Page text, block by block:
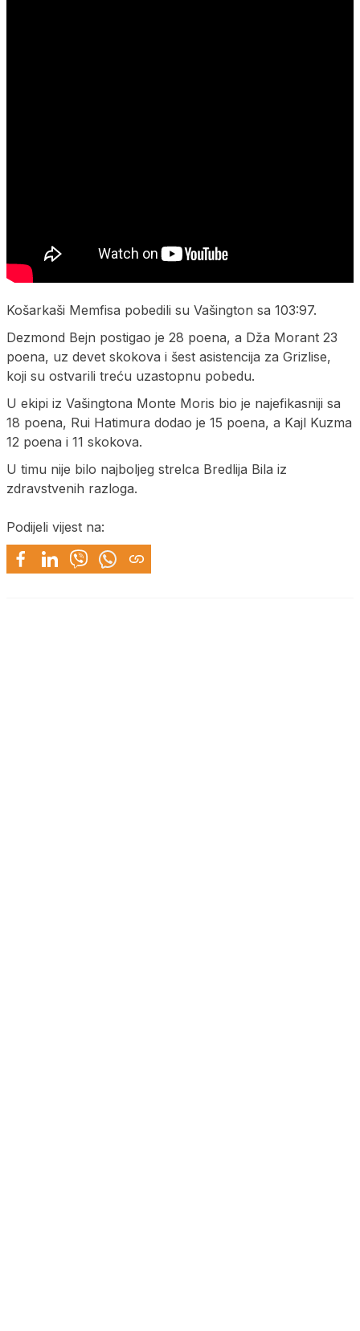
Košarkaši Memfisa pobedili su Vašington sa 103:97.
Dezmond Bejn postigao je 28 poena, a Dža Morant 23
poena, uz devet skokova i šest asistencija za Grizlise,
koji su ostvarili treću uzastopnu pobedu.
U ekipi iz Vašingtona Monte Moris bio je najefikasniji sa
18 poena, Rui Hatimura dodao je 15 poena, a Kajl Kuzma
12 poena i 11 skokova.
U timu nije bilo najboljeg strelca Bredlija Bila iz
zdravstvenih razloga.
Podijeli vijest na: